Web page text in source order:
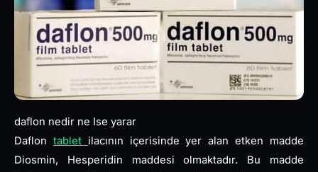
daflon nedir ne Ise yarar
Daflon tablet ilacının içerisinde yer alan etken madde
Diosmin, Hesperidin maddesi olmaktadır. Bu madde